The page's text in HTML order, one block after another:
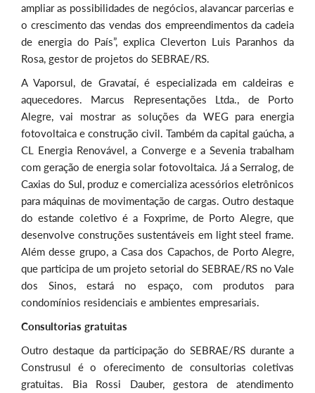
ampliar as possibilidades de negócios, alavancar parcerias e
o crescimento das vendas dos empreendimentos da cadeia
de energia do País”, explica Cleverton Luis Paranhos da
Rosa, gestor de projetos do SEBRAE/RS.
A Vaporsul, de Gravataí, é especializada em caldeiras e
aquecedores. Marcus Representações Ltda., de Porto
Alegre, vai mostrar as soluções da WEG para energia
fotovoltaica e construção civil. Também da capital gaúcha, a
CL Energia Renovável, a Converge e a Sevenia trabalham
com geração de energia solar fotovoltaica. Já a Serralog, de
Caxias do Sul, produz e comercializa acessórios eletrônicos
para máquinas de movimentação de cargas. Outro destaque
do estande coletivo é a Foxprime, de Porto Alegre, que
desenvolve construções sustentáveis em light steel frame.
Além desse grupo, a Casa dos Capachos, de Porto Alegre,
que participa de um projeto setorial do SEBRAE/RS no Vale
dos Sinos, estará no espaço, com produtos para
condomínios residenciais e ambientes empresariais.
Consultorias gratuitas
Outro destaque da participação do SEBRAE/RS durante a
Construsul é o oferecimento de consultorias coletivas
gratuitas. Bia Rossi Dauber, gestora de atendimento